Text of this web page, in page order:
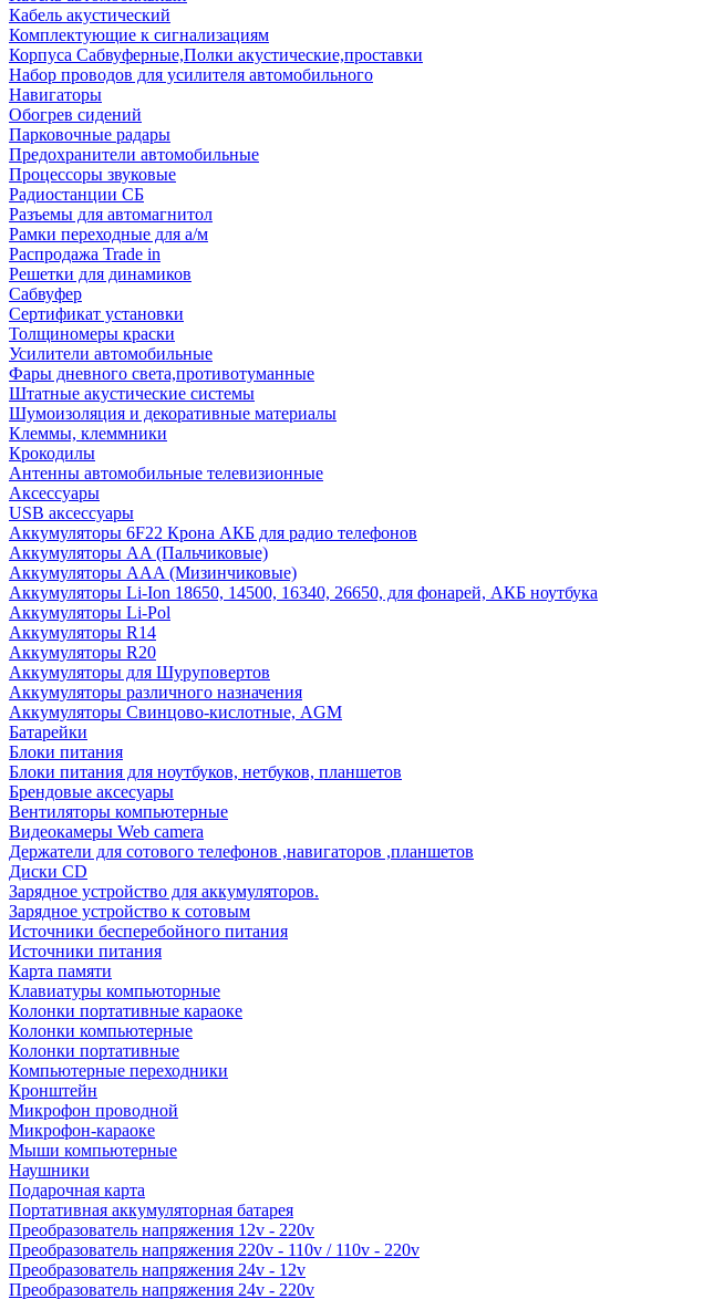
Кабель акустический
Комплектующие к сигнализациям
Корпуса Сабвуферные,Полки акустические,проставки
Набор проводов для усилителя автомобильного
Навигаторы
Обогрев сидений
Парковочные радары
Предохранители автомобильные
Процессоры звуковые
Радиостанции СБ
Разъемы для автомагнитол
Рамки переходные для а/м
Распродажа Trade in
Решетки для динамиков
Сабвуфер
Сертификат установки
Толщиномеры краски
Усилители автомобильные
Фары дневного света,противотуманные
Штатные акустические системы
Шумоизоляция и декоративные материалы
Клеммы, клеммники
Крокодилы
Антенны автомобильные телевизионные
Аксессуары
USB аксессуары
Аккумуляторы 6F22 Крона АКБ для радио телефонов
Аккумуляторы AA (Пальчиковые)
Аккумуляторы AAA (Мизинчиковые)
Аккумуляторы Li-Ion 18650, 14500, 16340, 26650, для фонарей, АКБ ноутбука
Аккумуляторы Li-Pol
Аккумуляторы R14
Аккумуляторы R20
Аккумуляторы для Шуруповертов
Аккумуляторы различного назначения
Аккумуляторы Свинцово-кислотные, AGM
Батарейки
Блоки питания
Блоки питания для ноутбуков, нетбуков, планшетов
Брендовые аксесуары
Вентиляторы компьютерные
Видеокамеры Web camera
Держатели для сотового телефонов ,навигаторов ,планшетов
Диски CD
Зарядное устройство для аккумуляторов.
Зарядное устройство к сотовым
Источники бесперебойного питания
Источники питания
Карта памяти
Клавиатуры компьюторные
Колонки портативные караоке
Колонки компьютерные
Колонки портативные
Компьютерные переходники
Кронштейн
Микрофон проводной
Микрофон-караоке
Мыши компьютерные
Наушники
Подарочная карта
Портативная аккумуляторная батарея
Преобразователь напряжения 12v - 220v
Преобразователь напряжения 220v - 110v / 110v - 220v
Преобразователь напряжения 24v - 12v
Преобразователь напряжения 24v - 220v